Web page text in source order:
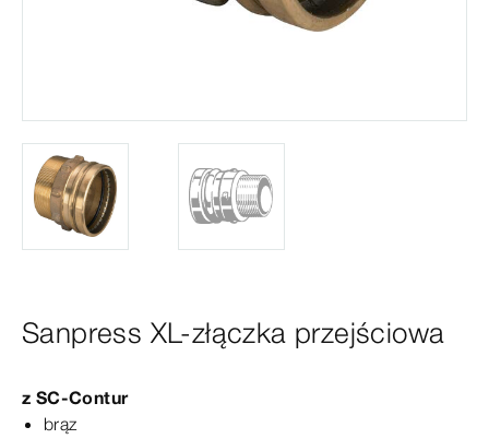
Sanpress XL-złączka przejściowa
z SC‑Contur
brąz